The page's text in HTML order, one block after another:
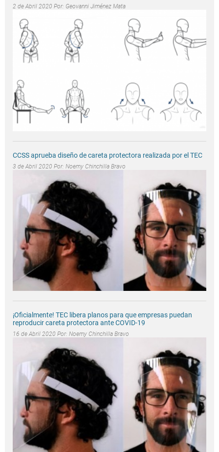
2 de Abril 2020 Por: Geovanni Jiménez Mata
CCSS aprueba diseño de careta protectora realizada por el TEC
3 de Abril 2020 Por: Noemy Chinchilla Bravo
¡Oficialmente! TEC libera planos para que empresas puedan
reproducir careta protectora ante COVID-19
16 de Abril 2020 Por: Noemy Chinchilla Bravo